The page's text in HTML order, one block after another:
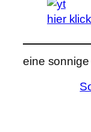
hier
eine